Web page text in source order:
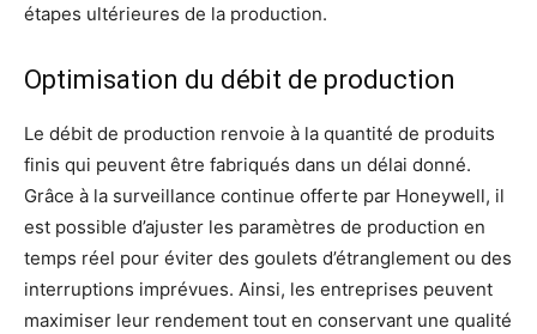
étapes ultérieures de la production.
Optimisation du débit de production
Le débit de production renvoie à la quantité de produits
finis qui peuvent être fabriqués dans un délai donné.
Grâce à la surveillance continue offerte par Honeywell, il
est possible d’ajuster les paramètres de production en
temps réel pour éviter des goulets d’étranglement ou des
interruptions imprévues. Ainsi, les entreprises peuvent
maximiser leur rendement tout en conservant une qualité